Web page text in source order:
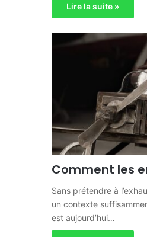
Lire la suite »
Comment les
Sans prétendre à
un contexte
est aujourd’hui…